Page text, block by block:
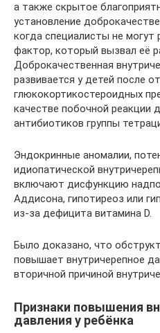
а также скрытое
установление
когда специалисты не могут
фактор, который вызвал её
Доброкачественная
развивается у детей после
глюкокортикостероидных
качестве побочной реакции
антибиотиков группы
Эндокринные аномалии,
идиопатической
включают дисфункцию
Аддисона, гипотиреоз или
из-за дефицита витамина D.
Было доказано, что
повышает внутричерепное
вторичной причиной
Признаки повышения
давления у ребёнка